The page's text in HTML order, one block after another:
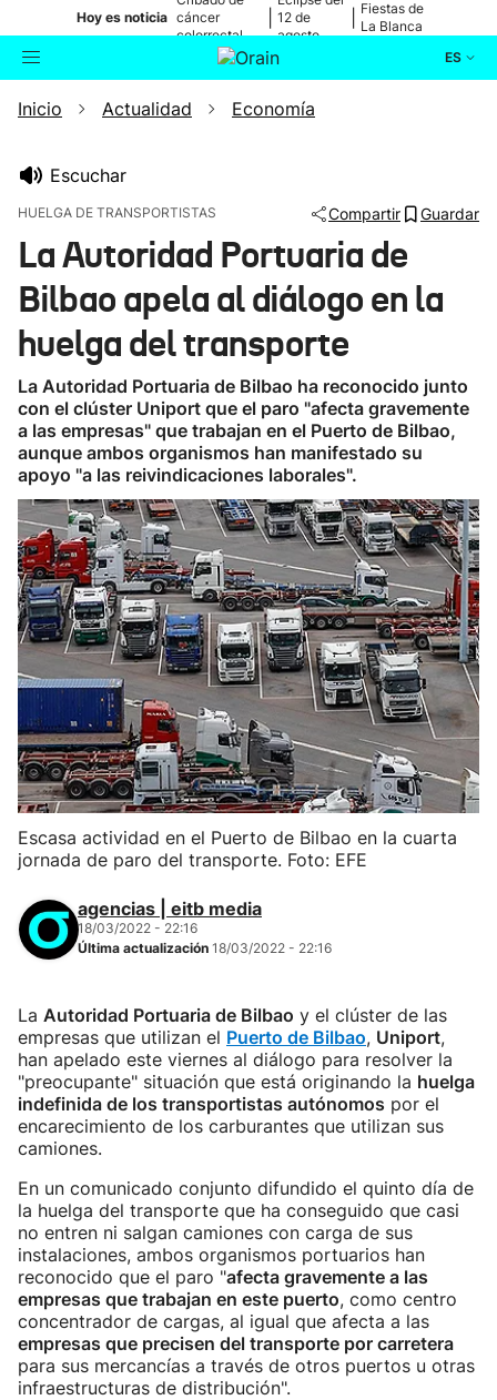
Hoy es noticia cáncer
colorrectal
12 de
agosto
Fiestas de
La Blanca
ES
Buscador Actualidad
Ikusmiran
Eguraldia
Inicio Actualidad Economía
Escuchar
HUELGA DE TRANSPORTISTAS Compartir Guardar
La Autoridad Portuaria de
Bilbao apela al diálogo en la
huelga del transporte
La Autoridad Portuaria de Bilbao ha reconocido junto
con el clúster Uniport que el paro "afecta gravemente
a las empresas" que trabajan en el Puerto de Bilbao,
aunque ambos organismos han manifestado su
apoyo "a las reivindicaciones laborales".
Escasa actividad en el Puerto de Bilbao en la cuarta
jornada de paro del transporte. Foto: EFE
agencias | eitb media
18/03/2022 - 22:16
Última actualización 18/03/2022 - 22:16
La Autoridad Portuaria de Bilbao y el clúster de las
empresas que utilizan el Puerto de Bilbao, Uniport,
han apelado este viernes al diálogo para resolver la
"preocupante" situación que está originando la huelga
indefinida de los transportistas autónomos por el
encarecimiento de los carburantes que utilizan sus
camiones.
En un comunicado conjunto difundido el quinto día de
la huelga del transporte que ha conseguido que casi
no entren ni salgan camiones con carga de sus
instalaciones, ambos organismos portuarios han
reconocido que el paro "afecta gravemente a las
empresas que trabajan en este puerto, como centro
concentrador de cargas, al igual que afecta a las
empresas que precisen del transporte por carretera
para sus mercancías a través de otros puertos u otras
infraestructuras de distribución".